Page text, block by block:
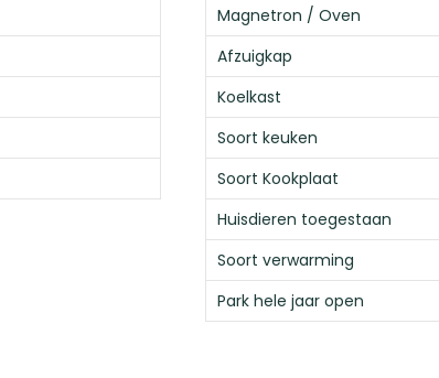
Magnetron / Oven
Afzuigkap
Koelkast
Soort keuken
Soort Kookplaat
Huisdieren toegestaan
Soort verwarming
Park hele jaar open